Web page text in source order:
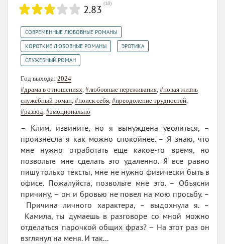
2.83 (18)
СОВРЕМЕННЫЕ ЛЮБОВНЫЕ РОМАНЫ
КОРОТКИЕ ЛЮБОВНЫЕ РОМАНЫ ЭРОТИКА
СЛУЖЕБНЫЙ РОМАН
Год выхода: 2024
#драма в отношениях, #любовные переживания, #новая жизнь
служебный роман, #поиск себя, #преодоление трудностей,
#развод, #эмоционально
– Клим, извините, но я вынуждена уволиться, –
произнесла я как можно спокойнее. – Я знаю, что
мне нужно отработать еще какое-то время, но
позвольте мне сделать это удаленно. Я все равно
пишу только тексты, мне не нужно физически быть в
офисе. Пожалуйста, позвольте мне это. – Объясни
причину, – он и бровью не повел на мою просьбу. –
Причина личного характера, – выдохнула я. –
Камила, ты думаешь в разговоре со мной можно
отделаться парочкой общих фраз? – На этот раз он
взглянул на меня. И так...